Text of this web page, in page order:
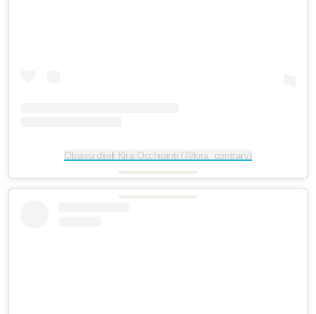
Objavu dijeli Kira Occhipinti (@kira_contrary)